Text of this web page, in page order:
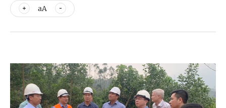
aA